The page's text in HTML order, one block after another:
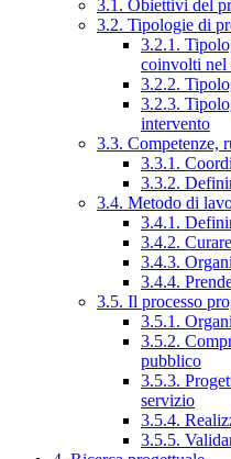
3.1. Obiettivi del
3.2. Tipologie di
3.2.1.
coinvolti nel
3.2.2.
3.2.3.
intervento
3.3. Competenze,
3.3.1.
3.3.2.
3.4. Metodo di
3.4.1.
3.4.2.
3.4.3.
3.4.4.
3.5. Il processo
3.5.1.
3.5.2.
pubblico
3.5.3.
servizio
3.5.4.
3.5.5.